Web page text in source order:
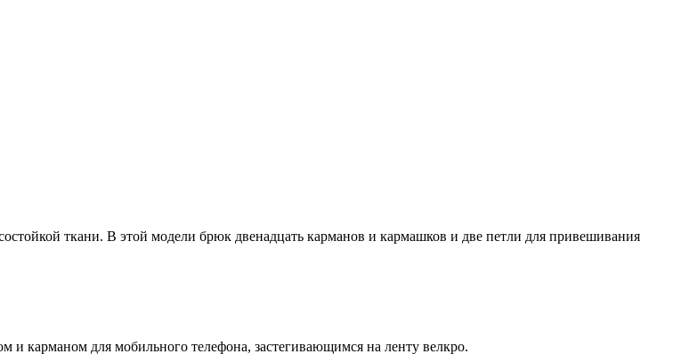
ткани. В этой модели брюк двенадцать карманов и кармашков и две петли для привешивания
карманом для мобильного телефона, застегивающимся на ленту велкро.